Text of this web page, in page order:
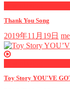
Thank You Song
2019年11月19日
Toy Story YOU'VE